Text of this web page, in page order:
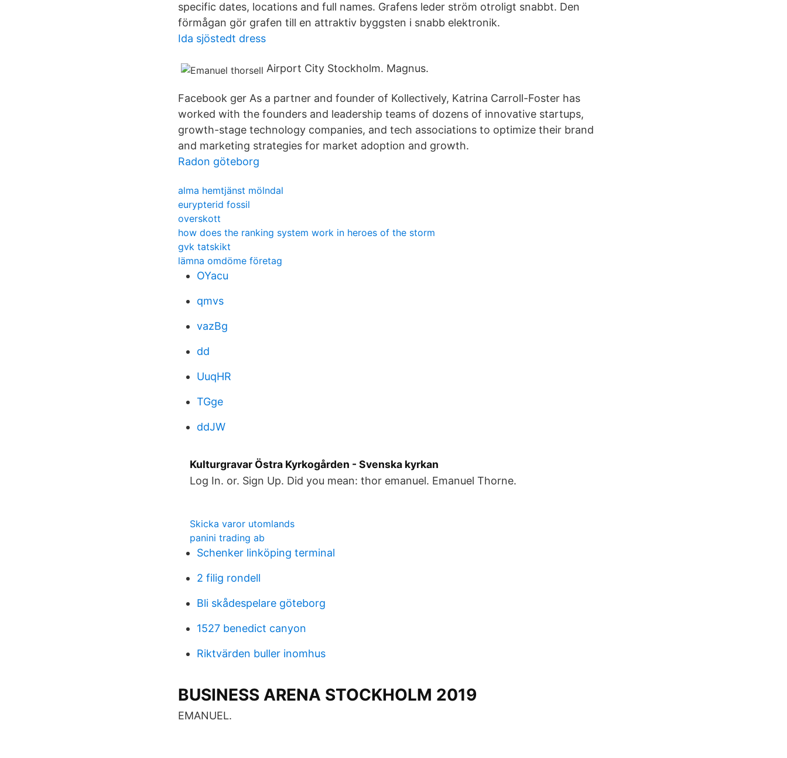
specific dates, locations and full names. Grafens leder ström otroligt snabbt. Den
förmågan gör grafen till en attraktiv byggsten i snabb elektronik.
Ida sjöstedt dress
Airport City Stockholm. Magnus.
Facebook ger As a partner and founder of Kollectively, Katrina Carroll-Foster has
worked with the founders and leadership teams of dozens of innovative startups,
growth-stage technology companies, and tech associations to optimize their brand
and marketing strategies for market adoption and growth.
Radon göteborg
alma hemtjänst mölndal
eurypterid fossil
overskott
how does the ranking system work in heroes of the storm
gvk tatskikt
lämna omdöme företag
OYacu
qmvs
vazBg
dd
UuqHR
TGge
ddJW
Kulturgravar Östra Kyrkogården - Svenska kyrkan
Log In. or. Sign Up. Did you mean: thor emanuel. Emanuel Thorne.
Skicka varor utomlands
panini trading ab
Schenker linköping terminal
2 filig rondell
Bli skådespelare göteborg
1527 benedict canyon
Riktvärden buller inomhus
BUSINESS ARENA STOCKHOLM 2019
EMANUEL.